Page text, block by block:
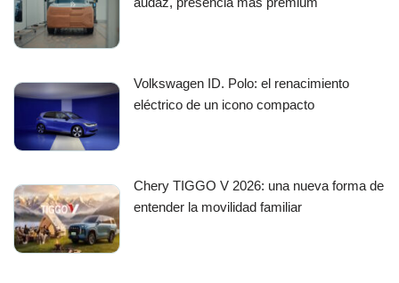
Volkswagen ID. Polo: el renacimiento
eléctrico de un icono compacto
Chery TIGGO V 2026: una nueva forma de
entender la movilidad familiar